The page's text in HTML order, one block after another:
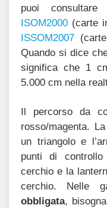
puoi consultare
ISOM2000 (carte
ISSOM2007
Quando si dice
significa che 1
5.000 cm nella
Il percorso da
rosso/magenta.
un triangolo e
punti di
cerchio e la
cerchio. Nelle
obbligata,